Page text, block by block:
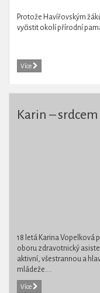
Protože Havířovským
vyčistit okolí přírodní
Více
Karin –
18 letá Karina Vopelková
oboru zdravotnický
aktivní, všestrannou a
mládeže....
Více